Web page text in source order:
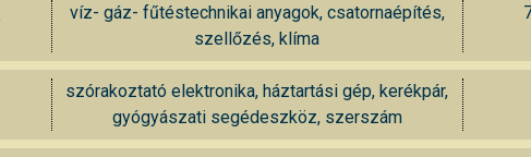
víz- gáz- fűtéstechnikai anyagok, csatornaépítés,
szellőzés, klíma
szórakoztató elektronika, háztartási gép, kerékpár,
gyógyászati segédeszköz, szerszám